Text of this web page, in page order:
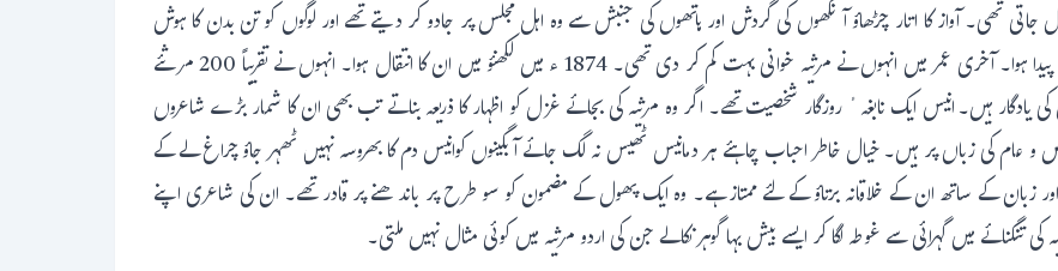
جاتی تھی۔ آواز کا اتار چڑھاؤ آنکھوں کی گردش اور ہاتھوں کی جنبش سے وہ اہل مجلس پر جادو کر دیتے تھے اور لوگوں کو تن بدن کا ہوش
نہیں رہتا تھا۔ مرثیہ خوانی میں ان سے بڑھ کر ماہر کوئی نہیں پیدا ہوا۔ آخری عمر میں انہوں نے مرثیہ خوانی بہت کم کر دی تھی۔ 1874 ء میں لکھنؤ میں ان کا انتقال ہوا۔ انہوں نے تقریباً 200 مرثئے
کے علاوہ تقریباً 600 رباعیاں بھی ان کی یادگار ہیں۔ انیس ایک نابغہ ٔ روزگار شخصیت تھے۔ اگر وہ مرثیہ کی بجائے غزل کو اظہار کا ذریعہ بناتے تب بھی ان کا شمار بڑے شاعروں
عام کی زباں پر ہیں۔ خیال خاطر احباب چاہئے ہر دمانیس ٹھیس نہ لگ جائے آبگینوں کوانیس دم کا بھروسہ نہیں ٹھہر جاؤ چراغ لے کے
زبان کے ساتھ ان کے خلاقانہ برتاؤ کے لئے ممتاز ہے۔ وہ ایک پھول کے مضمون کو سو طرح پر باندھنے پر قادر تھے۔ ان کی شاعری اپنے
میں گہرائی سے غوطہ لگا کر ایسے بیش بہا گوہر نکالے جن کی اردو مرثیہ میں کوئی مثال نہیں ملتی۔